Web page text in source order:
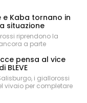
e Kaba tornano in
situazione
riprendono la
a parte
pensa al vice
i giallorossi
vivaio per completare